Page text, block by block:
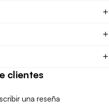
clientes
una reseña